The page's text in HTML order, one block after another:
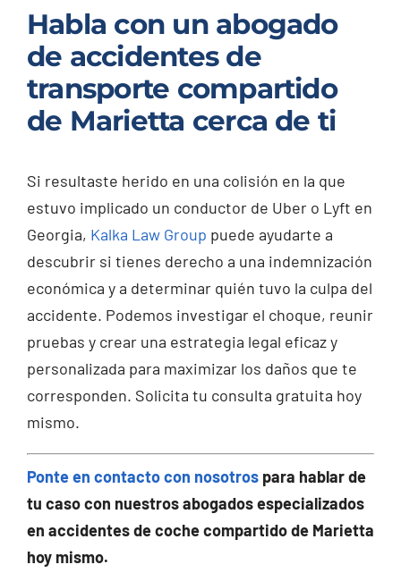
Habla con un abogado
de accidentes de
transporte compartido
de Marietta cerca de ti
Si resultaste herido en una colisión en la que
estuvo implicado un conductor de Uber o Lyft en
Georgia, Kalka Law Group puede ayudarte a
descubrir si tienes derecho a una indemnización
económica y a determinar quién tuvo la culpa del
accidente. Podemos investigar el choque, reunir
pruebas y crear una estrategia legal eficaz y
personalizada para maximizar los daños que te
corresponden. Solicita tu consulta gratuita hoy
mismo.
Ponte en contacto con nosotros para hablar de
tu caso con nuestros abogados especializados
en accidentes de coche compartido de Marietta
hoy mismo.